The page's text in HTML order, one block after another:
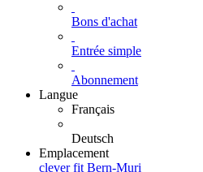
Bons d'achat
Entrée simple
Abonnement
Langue
Français
Deutsch
Emplacement
clever fit Bern-Muri